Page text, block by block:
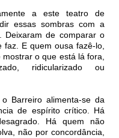
a este teatro de
essas sombras com a
Deixaram de comparar o
E quem ousa fazê-lo,
o que está lá fora,
ridicularizado ou
Barreiro alimenta-se da
de espírito crítico. Há
Há quem não
não por concordância,